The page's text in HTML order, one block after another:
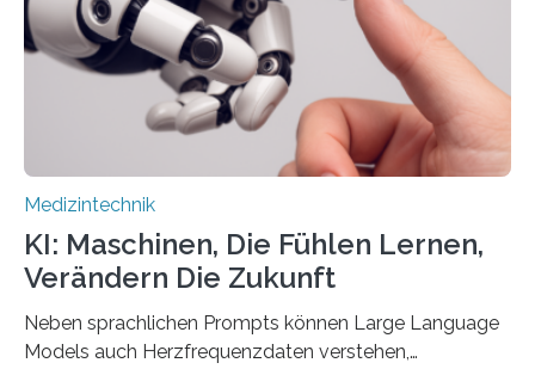
Assistenzsystems, das den Zustand der Person
kontinuierlich erfasst, pflegende Personen unterstützt
und in Notfällen selbstständig Alarm schlägt. „Die Idee
Medizintechnik
KI: Maschinen, Die Fühlen Lernen,
Verändern Die Zukunft
Neben sprachlichen Prompts können Large Language
Models auch Herzfrequenzdaten verstehen,